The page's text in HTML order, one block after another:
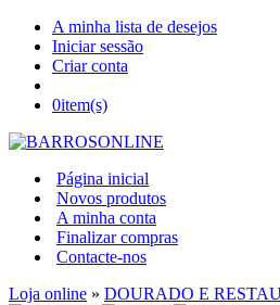
A minha lista de desejos
Iniciar sessão
Criar conta
0item(s)
Página inicial
Novos produtos
A minha conta
Finalizar compras
Contacte-nos
Loja online » DOURADO E